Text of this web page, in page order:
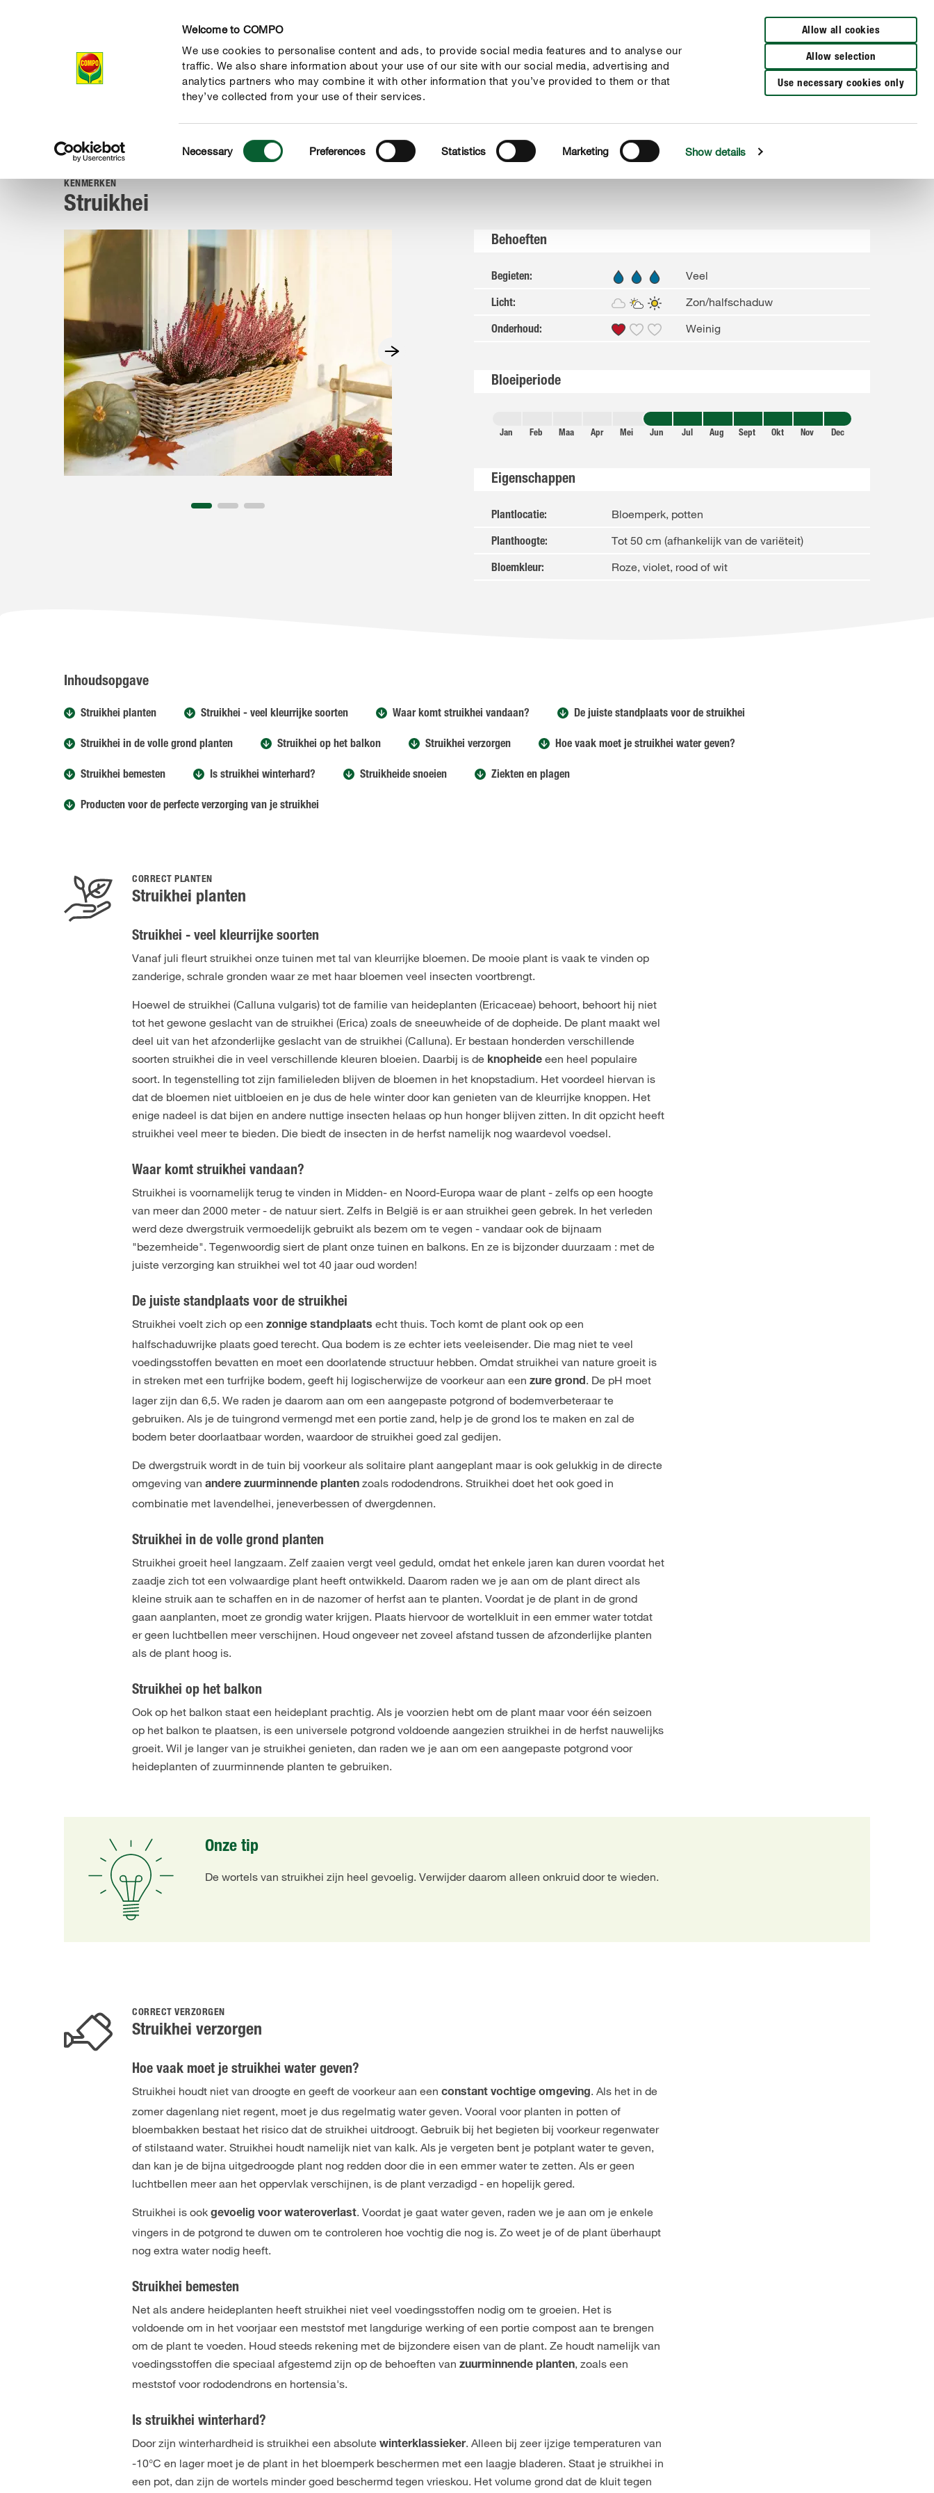
Welcome to COMPO
We use cookies to personalise content and ads, to provide social media features and to analyse our
traffic. We also share information about your use of our site with our social media, advertising and
analytics partners who may combine it with other information that you’ve provided to them or that
they’ve collected from your use of their services.
Selection
Necessary Preferences Statistics Marketing Show details
Allow all cookies
Allow selection
Use necessary cookies only
Producten Advies Thema's Tot je dienst Onderneming
COMPOAdvies Planten van A tot Z Tuinplanten Struikhei
KENMERKEN
Struikhei
Behoeften
Begieten: Veel
Licht: Zon/halfschaduw
Onderhoud: Weinig
Bloeiperiode
Jan Feb Maa Apr Mei Jun Jul Aug Sept Okt Nov Dec
Eigenschappen
Plantlocatie: Bloemperk, potten
Planthoogte: Tot 50 cm (afhankelijk van de variëteit)
Bloemkleur: Roze, violet, rood of wit
Inhoudsopgave
Struikhei planten Struikhei - veel kleurrijke soorten Waar komt struikhei vandaan? De juiste standplaats voor de struikhei
Struikhei in de volle grond planten Struikhei op het balkon Struikhei verzorgen Hoe vaak moet je struikhei water geven?
Struikhei bemesten Is struikhei winterhard? Struikheide snoeien Ziekten en plagen
Producten voor de perfecte verzorging van je struikhei
CORRECT PLANTEN
Struikhei planten
Struikhei - veel kleurrijke soorten
Vanaf juli fleurt struikhei onze tuinen met tal van kleurrijke bloemen. De mooie plant is vaak te vinden op
zanderige, schrale gronden waar ze met haar bloemen veel insecten voortbrengt.
Hoewel de struikhei (Calluna vulgaris) tot de familie van heideplanten (Ericaceae) behoort, behoort hij niet
tot het gewone geslacht van de struikhei (Erica) zoals de sneeuwheide of de dopheide. De plant maakt wel
deel uit van het afzonderlijke geslacht van de struikhei (Calluna). Er bestaan honderden verschillende
soorten struikhei die in veel verschillende kleuren bloeien. Daarbij is de knopheideeen heel populaire
soort. In tegenstelling tot zijn familieleden blijven de bloemen in het knopstadium. Het voordeel hiervan is
dat de bloemen niet uitbloeien en je dus de hele winter door kan genieten van de kleurrijke knoppen. Het
enige nadeel is dat bijen en andere nuttige insecten helaas op hun honger blijven zitten. In dit opzicht heeft
struikhei veel meer te bieden. Die biedt de insecten in de herfst namelijk nog waardevol voedsel.
Waar komt struikhei vandaan?
Struikhei is voornamelijk terug te vinden in Midden- en Noord-Europa waar de plant - zelfs op een hoogte
van meer dan 2000 meter - de natuur siert. Zelfs in België is er aan struikhei geen gebrek. In het verleden
werd deze dwergstruik vermoedelijk gebruikt als bezem om te vegen - vandaar ook de bijnaam
"bezemheide". Tegenwoordig siert de plant onze tuinen en balkons. En ze is bijzonder duurzaam : met de
juiste verzorging kan struikhei wel tot 40 jaar oud worden!
De juiste standplaats voor de struikhei
Struikhei voelt zich op een zonnige standplaats echt thuis. Toch komt de plant ​​ook op een
halfschaduwrijke plaats goed terecht. Qua bodem is ze echter iets veeleisender. Die mag niet te veel
voedingsstoffen bevatten en moet een doorlatende structuur hebben. Omdat struikhei van nature groeit is
in streken met een turfrijke bodem, geeft hij logischerwijze de voorkeur aan eenzure grond. De pH moet
lager zijn dan 6,5. We raden je daarom aan om een aangepaste potgrond of bodemverbeteraar te
gebruiken. Als je de tuingrond vermengd met een portie zand, help je de grond los te maken en zal de
bodem beter doorlaatbaar worden, waardoor de struikhei goed zal gedijen.
De dwergstruik wordt in de tuin bij voorkeur als solitaire plant aangeplant maar is ook gelukkig in de directe
omgeving vanandere zuurminnende planten zoals rododendrons. Struikhei doet het ook goed in
combinatie met lavendelhei, jeneverbessen of dwergdennen.
Struikhei in de volle grond planten
Struikhei groeit heel langzaam. Zelf zaaien vergt veel geduld, omdat het enkele jaren kan duren voordat het
zaadje zich tot een volwaardige plant heeft ontwikkeld. Daarom raden we je aan om de plant direct als
kleine struik aan te schaffen en in de nazomer of herfst aan te planten. Voordat je de plant in de grond
gaan aanplanten, moet ze grondig water krijgen. Plaats hiervoor de wortelkluit in een emmer water totdat
er geen luchtbellen meer verschijnen. Houd ongeveer net zoveel afstand tussen de afzonderlijke planten
als de plant hoog is.
Struikhei op het balkon
Ook op het balkon staat een heideplant prachtig. Als je voorzien hebt om de plant maar voor één seizoen
op het balkon te plaatsen, is een universele potgrond voldoende aangezien struikhei in de herfst nauwelijks
groeit. Wil je langer van je struikhei genieten, dan raden we je aan om een aangepaste potgrond voor
heideplanten of zuurminnende planten te gebruiken.
Onze tip
De wortels van struikhei zijn heel gevoelig. Verwijder daarom alleen onkruid door te wieden.
CORRECT VERZORGEN
Struikhei verzorgen
Hoe vaak moet je struikhei water geven?
Struikhei houdt niet van droogte en geeft de voorkeur aan eenconstant vochtige omgeving. Als het in de
zomer dagenlang niet regent, moet je dus regelmatig water geven. Vooral voor planten in potten of
bloembakken bestaat het risico dat de struikhei uitdroogt. Gebruik bij het begieten bij voorkeur regenwater
of stilstaand water. Struikhei houdt namelijk niet van kalk. Als je vergeten bent je potplant water te geven,
dan kan je de bijna uitgedroogde plant nog redden door die in een emmer water te zetten. Als er geen
luchtbellen meer aan het oppervlak verschijnen, is de plant verzadigd - en hopelijk gered.
Struikhei is ookgevoelig voor wateroverlast. Voordat je gaat water geven, raden we je aan om je enkele
vingers in de potgrond te duwen om te controleren hoe vochtig die nog is. Zo weet je of de plant überhaupt
nog extra water nodig heeft.
Struikhei bemesten
Net als andere heideplanten heeft struikhei niet veel voedingsstoffen nodig om te groeien. Het is
voldoende om in het voorjaar een meststof met langdurige werking of een portie compost aan te brengen
om de plant te voeden. Houd steeds rekening met de bijzondere eisen van de plant. Ze houdt namelijk van
voedingsstoffen die speciaal afgestemd zijn op de behoeften vanzuurminnende planten, zoals een
meststof voor rododendrons en hortensia's.
Is struikhei winterhard?
Door zijn winterhardheid is struikhei een absolutewinterklassieker. Alleen bij zeer ijzige temperaturen van
-10°C en lager moet je de plant in het bloemperk beschermen met een laagje bladeren. Staat je struikhei in
een pot, dan zijn de wortels minder goed beschermd tegen vrieskou. Het volume grond dat de kluit tegen